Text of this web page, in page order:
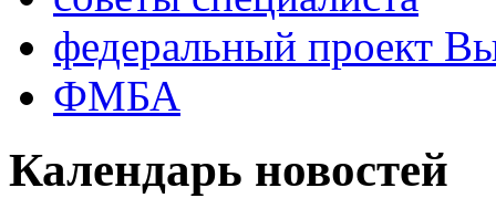
федеральный проект
ФМБА
Календарь новостей